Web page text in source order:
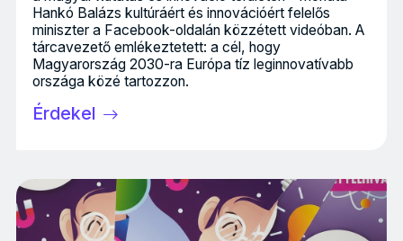
Hankó Balázs kultúráért és innovációért felelős
miniszter a Facebook-oldalán közzétett videóban. A
tárcavezető emlékeztetett: a cél, hogy
Magyarország 2030-ra Európa tíz leginnovatívabb
országa közé tartozzon.
Érdekel